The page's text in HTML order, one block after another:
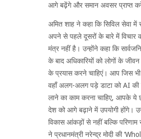
आगे बढ़ेंगे और समान अवसर प्राप्त
अमित शाह ने कहा कि सिविल सेवा में
अपने से पहले दूसरों के बारे में विचार
मंत्र नहीं है। उन्होंने कहा कि
के बाद अधिकारियों को लोगों के
के प्रयास करने चाहिएं। आप जिस
वहाँ अलग-अलग पड़े डाटा को AI
लाने का काम करना चाहिए, आपके ये
देश को आगे बढ़ाने में उपयोगी होंगे।
विकास आंकड़ों से नहीं बल्कि परिणाम
ने प्रधानमंत्री नरेन्द्र मोदी की